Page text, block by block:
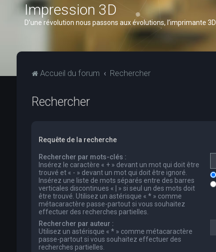
Impression 3D
D’une révolution nous passons aux évolutions, l’imprimante
Accueil du forum Rechercher
Rechercher
Requête de la recherche
Rechercher par mots-clés :
Insérez le caractère « + » devant un mot qui doit être
trouvé et « - » devant un mot qui doit être ignoré.
Insérez une liste de mots séparés entre des barres
verticales discontinues « | » si seul un des mots doit
être trouvé. Utilisez un astérisque « * » comme
métacaractère passe-partout si vous souhaitez
effectuer des recherches partielles.
Rechercher par auteur :
Utilisez un astérisque « * » comme métacaractère
passe-partout si vous souhaitez effectuer des
recherches partielles.